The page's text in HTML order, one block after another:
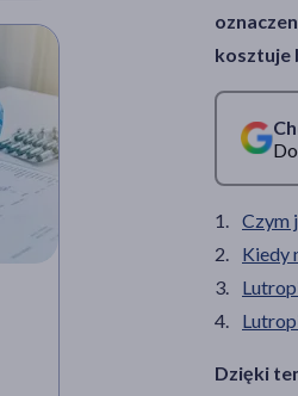
kosztuje
Czym
Kiedy
Dzięki